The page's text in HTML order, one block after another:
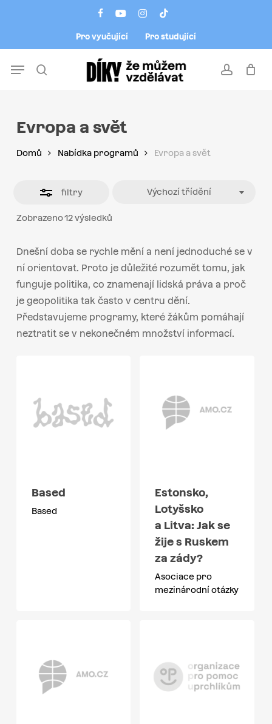
facebookyoutubeinstagram
tiktok
Pro vyučující Pro studující
account
Menu
Evropa a svět
Domů Nabídka programů Evropa a svět
filtry
Zobrazeno 12 výsledků
Výchozí třídění
Dnešní doba se rychle měnía není jednoduché se v
ní orientovat. Proto je důležité rozumět tomu, jak
funguje politika, co znamenají lidská práva a proč
je geopolitika tak často v centru dění.
Představujeme programy, které žákům pomáhají
neztratit se v nekonečném množství informací.
Based
Based
Estonsko,
Lotyšsko
a Litva: Jak se
žije s Ruskem
za zády?
Asociace pro
mezinárodní otázky